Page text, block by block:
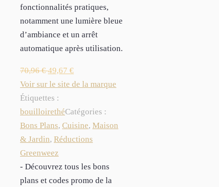
fonctionnalités pratiques,
notamment une lumière bleue
d’ambiance et un arrêt
automatique après utilisation.
70,96€ 49,67 €
Voir sur le site de la marque
Étiquettes :
bouilloirethéCatégories :
Bons Plans, Cuisine, Maison
& Jardin, Réductions
Greenweez
- Découvrez tous les bons
plans et codes promo de la